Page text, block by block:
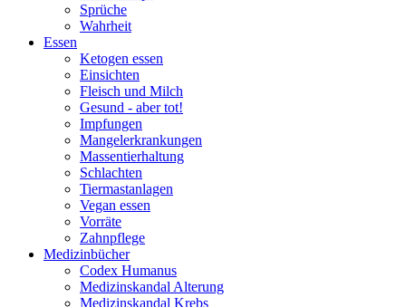
Sprüche
Wahrheit
Essen
Ketogen essen
Einsichten
Fleisch und Milch
Gesund - aber tot!
Impfungen
Mangelerkrankungen
Massentierhaltung
Schlachten
Tiermastanlagen
Vegan essen
Vorräte
Zahnpflege
Medizinbücher
Codex Humanus
Medizinskandal Alterung
Medizinskandal Krebs